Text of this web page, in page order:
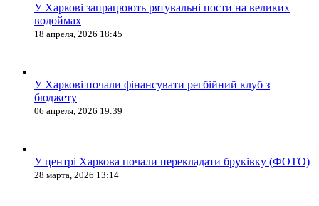
У Харкові запрацюють рятувальні пости на великих
водоймах
18 апреля, 2026 18:45
У Харкові почали фінансувати регбійний клуб з
бюджету
06 апреля, 2026 19:39
У центрі Харкова почали перекладати бруківку (ФОТО)
28 марта, 2026 13:14